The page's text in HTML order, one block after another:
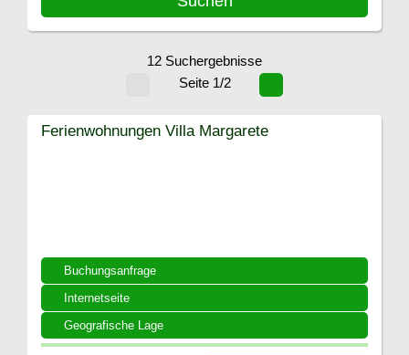
12 Suchergebnisse
Seite 1/2
Buchungsanfrage
Internetseite
Geografische Lage
Ferienwohnungen Villa Margarete